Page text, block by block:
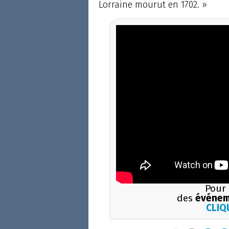
Lorraine mourut en 1702. »
des